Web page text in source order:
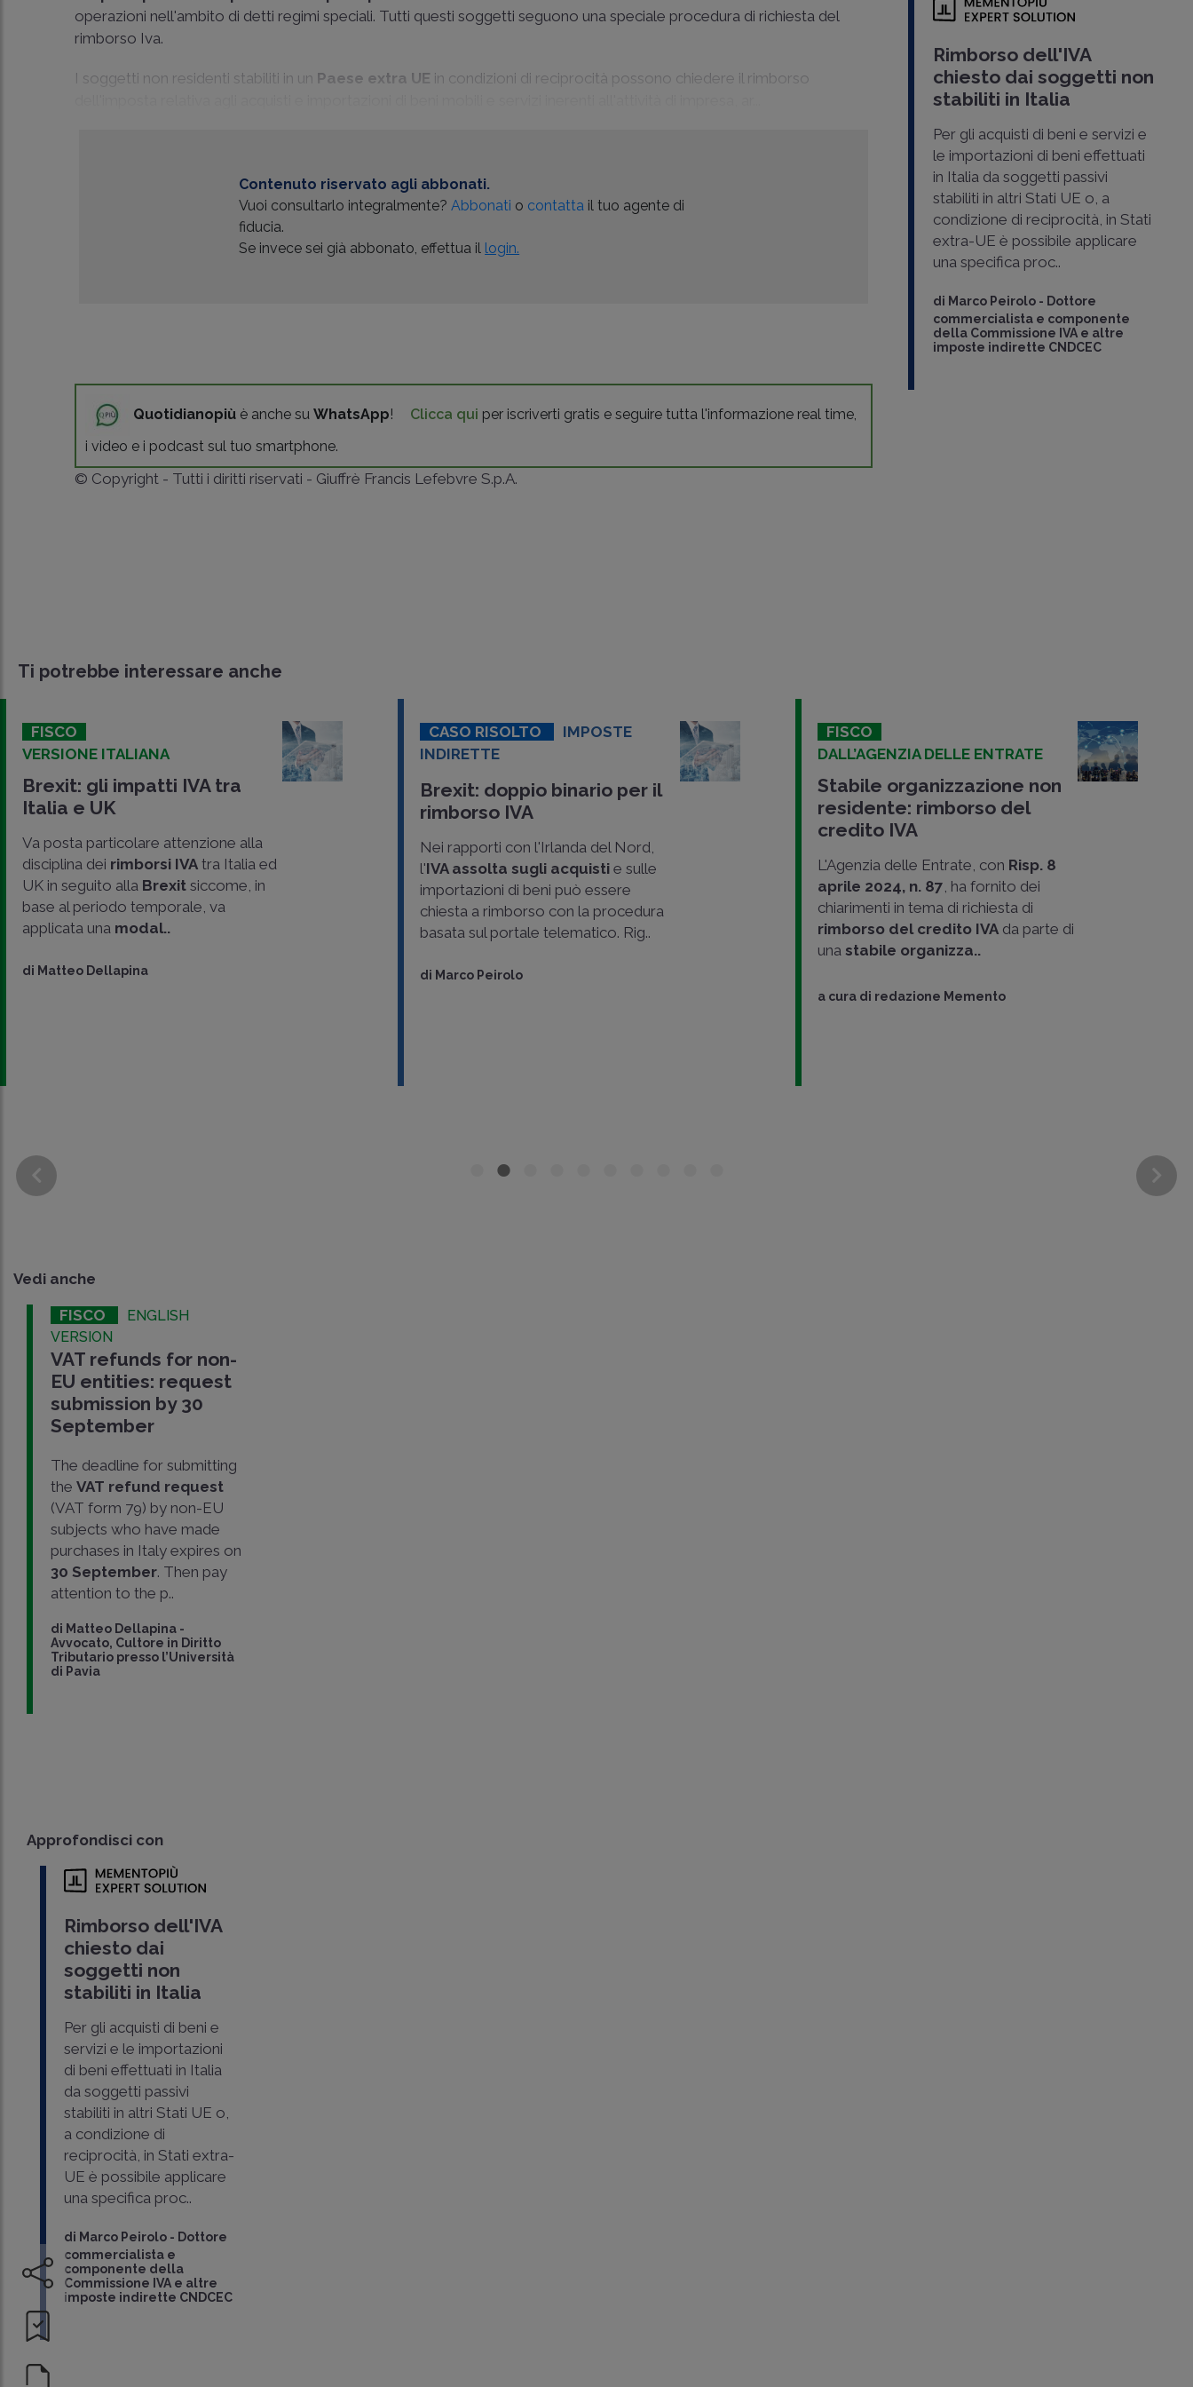
operazioni nell'ambito di detti regimi speciali. Tutti questi soggetti seguono una speciale procedura di richiesta del
rimborso Iva.
I soggetti non residenti stabiliti in un Paese extra UE in condizioni di reciprocità possono chiedere il rimborso
Contenuto riservato agli abbonati.
Vuoi consultarlo integralmente?Abbonati o contatta il tuo agente di
fiducia.
Se invece sei già abbonato, effettua il login.
Quotidianopiù è anche suWhatsApp! Clicca qui per iscriverti gratis e seguire tutta l'informazione real time,
i video e i podcast sul tuo smartphone.
© Copyright - Tutti i diritti riservati - Giuffrè Francis Lefebvre S.p.A.
Rimborso dell'IVA
chiesto dai soggetti non
stabiliti in Italia
Per gli acquisti di beni e servizi e
le importazioni di beni effettuati
in Italia da soggetti passivi
stabiliti in altri Stati UE o, a
condizione di reciprocità, in Stati
extra-UE è possibile applicare
una specifica proc..
di Marco Peirolo - Dottore
commercialista e componente
della Commissione IVA e altre
imposte indirette CNDCEC
Ti potrebbe interessare anche
FISCO
VERSIONE ITALIANA
Brexit: gli impatti IVA tra
Italia e UK
Va posta particolare attenzione alla
disciplina dei rimborsi IVA tra Italia ed
UK in seguito alla Brexit siccome, in
base al periodo temporale, va
applicata una modal..
di Matteo Dellapina
CASO RISOLTO
IMPOSTE
INDIRETTE
Brexit: doppio binario per il
rimborso IVA
Nei rapporti con l'Irlanda del Nord,
l'IVA assolta sugli acquisti e sulle
importazioni di beni può essere
chiesta a rimborso con la procedura
basata sul portale telematico. Rig..
di Marco Peirolo
FISCO
DALL’AGENZIA DELLE ENTRATE
Stabile organizzazione non
residente: rimborso del
credito IVA
L'Agenzia delle Entrate, con Risp. 8
aprile 2024, n. 87, ha fornito dei
chiarimenti in tema di richiesta di
rimborso del credito IVA da parte di
una stabile organizza..
a cura di redazione Memento
Vedi anche
FISCO
ENGLISH
VERSION
VAT refunds for non-
EU entities: request
submission by 30
September
The deadline for submitting
theVAT refund request
(VAT form 79) by non-EU
subjects who have made
purchases in Italy expires on
30 September. Then pay
attention to the p..
di Matteo Dellapina -
Avvocato, Cultore in Diritto
Tributario presso l’Università
di Pavia
Approfondisci con
Rimborso dell'IVA
chiesto dai
soggetti non
stabiliti in Italia
Per gli acquisti di beni e
servizi e le importazioni
di beni effettuati in Italia
da soggetti passivi
stabiliti in altri Stati UE o,
a condizione di
reciprocità, in Stati extra-
UE è possibile applicare
una specifica proc..
di Marco Peirolo - Dottore
commercialista e
componente della
Commissione IVA e altre
imposte indirette CNDCEC